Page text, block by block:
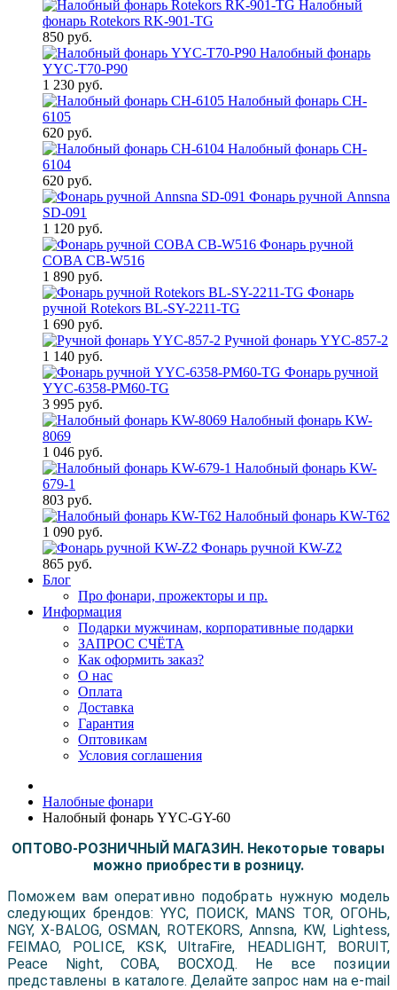
Налобный
фонарь Rotekors RK-901-TG
850 руб.
Налобный фонарь
YYC-T70-P90
1 230 руб.
Налобный фонарь CH-
6105
620 руб.
Налобный фонарь CH-
6104
620 руб.
Фонарь ручной Annsna
SD-091
1 120 руб.
Фонарь ручной
COBA CB-W516
1 890 руб.
Фонарь
ручной Rotekors BL-SY-2211-TG
1 690 руб.
Ручной фонарь YYC-857-2
1 140 руб.
Фонарь ручной
YYC-6358-PM60-TG
3 995 руб.
Налобный фонарь KW-
8069
1 046 руб.
Налобный фонарь KW-
679-1
803 руб.
Налобный фонарь KW-T62
1 090 руб.
Фонарь ручной KW-Z2
865 руб.
Блог
Про фонари, прожекторы и пр.
Информация
Подарки мужчинам, корпоративные подарки
ЗАПРОС СЧЁТА
Как оформить заказ?
О нас
Оплата
Доставка
Гарантия
Оптовикам
Условия соглашения
Налобные фонари
Налобный фонарь YYC-GY-60
ОПТОВО-РОЗНИЧНЫЙ МАГАЗИН. Некоторые товары
можно приобрести в розницу.
Поможем вам оперативно подобрать нужную модель
следующих брендов: YYC, ПОИСК, MANS TOR, ОГОНЬ,
NGY, X-BALOG, OSMAN, ROTEKORS, Annsna, KW, Lightess,
FEIMAO, POLICE, KSK, UltraFire, HEADLIGHT, BORUIT,
Peace Night, COBA, ВОСХОД. Не все позиции
представлены в каталоге. Делайте запрос нам на e-mail